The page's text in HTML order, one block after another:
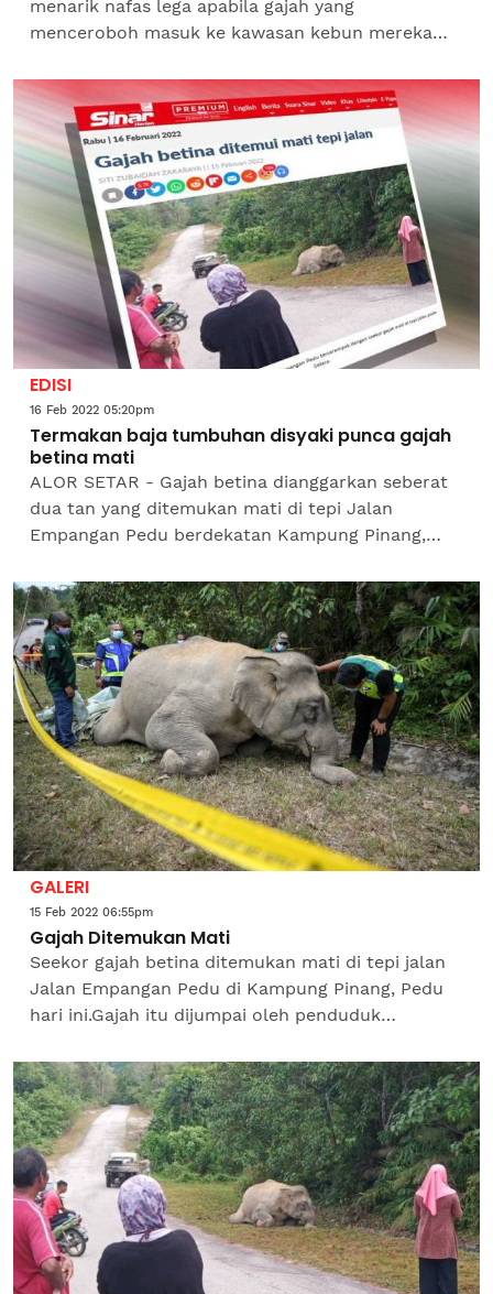
menarik nafas lega apabila gajah yang
menceroboh masuk ke kawasan kebun mereka
Perlindungan Hidupan...
EDISI
16 Feb 2022 05:20pm
Termakan baja tumbuhan disyaki punca gajah
betina mati
ALOR SETAR - Gajah betina dianggarkan seberat
dua tan yang ditemukan mati di tepi Jalan
Empangan Pedu berdekatan Kampung Pinang,
termakan baja...
GALERI
15 Feb 2022 06:55pm
Gajah Ditemukan Mati
Seekor gajah betina ditemukan mati di tepi jalan
Jalan Empangan Pedu di Kampung Pinang, Pedu
hari ini.Gajah itu dijumpai oleh penduduk
menghubungi Jabatan...